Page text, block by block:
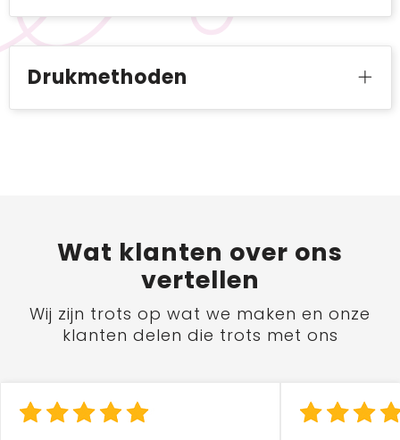
Drukmethoden
Wat klanten over ons
vertellen
Wij zijn trots op wat we maken en onze
klanten delen die trots met ons